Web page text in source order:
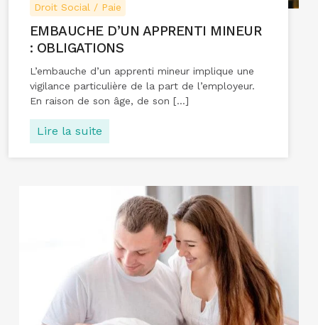
Droit Social / Paie
EMBAUCHE D’UN APPRENTI MINEUR
: OBLIGATIONS
L’embauche d’un apprenti mineur implique une
vigilance particulière de la part de l’employeur.
En raison de son âge, de son […]
Lire la suite